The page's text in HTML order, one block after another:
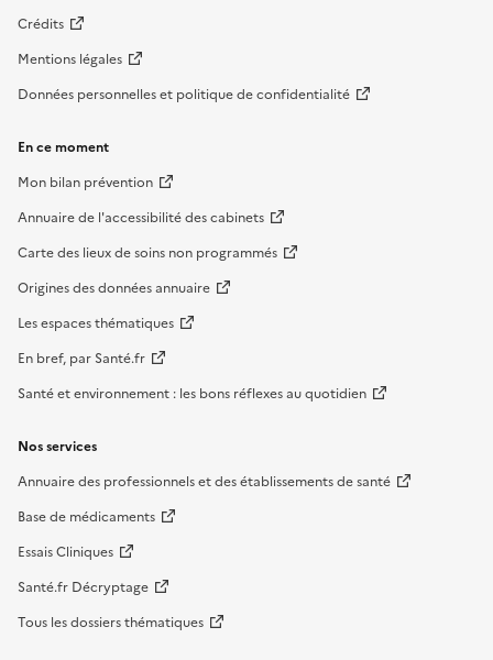
Crédits
Mentions légales
Données personnelles et politique de confidentialité
En ce moment
Mon bilan prévention
Annuaire de l'accessibilité des cabinets
Carte des lieux de soins non programmés
Origines des données annuaire
Les espaces thématiques
En bref, par Santé.fr
Santé et environnement : les bons réflexes au quotidien
Nos services
Annuaire des professionnels et des établissements de santé
Base de médicaments
Essais Cliniques
Santé.fr Décryptage
Tous les dossiers thématiques